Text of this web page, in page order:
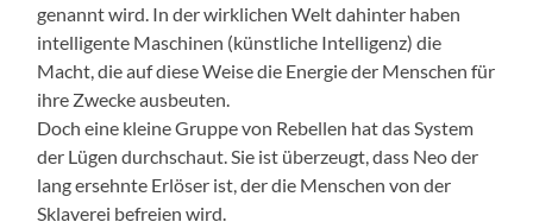
genannt wird. In der wirklichen Welt dahinter haben
intelligente Maschinen (künstliche Intelligenz) die
Macht, die auf diese Weise die Energie der Menschen für
ihre Zwecke ausbeuten.
Doch eine kleine Gruppe von Rebellen hat das System
der Lügen durchschaut. Sie ist überzeugt, dass Neo der
lang ersehnte Erlöser ist, der die Menschen von der
Sklaverei befreien wird.